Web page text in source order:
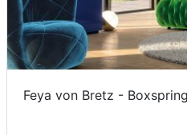
Feya von Bretz -